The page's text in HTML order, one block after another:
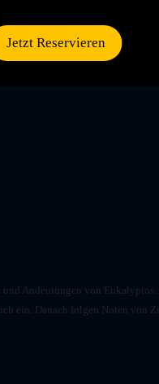
Jetzt Reservieren
Andeutungen von
ein. Danach folgen Noten von